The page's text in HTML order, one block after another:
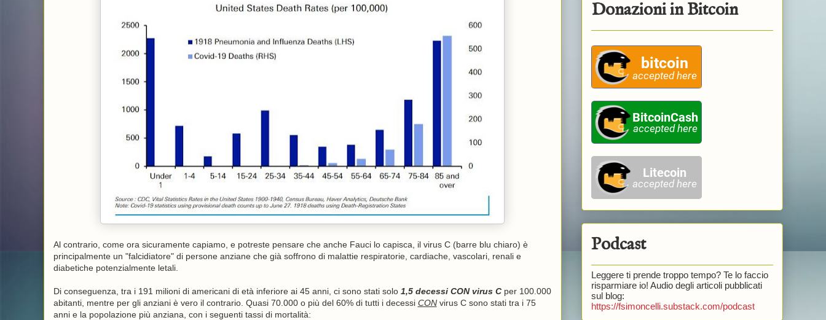
Al contrario, come ora sicuramente capiamo, e potreste pensare che anche Fauci lo capisca, il virus C (barre blu chiaro) è
principalmente un "falcidiatore" di persone anziane che già soffrono di malattie respiratorie, cardiache, vascolari, renali e
diabetiche potenzialmente letali.
Di conseguenza, tra i 191 milioni di americani di età inferiore ai 45 anni, ci sono stati solo 1,5 decessi CON virus Cper 100.000
abitanti, mentre per gli anziani è vero il contrario. Quasi 70.000 o più del 60% di tutti i decessi CONvirus C sono stati tra i 75
anni e la popolazione più anziana, con i seguenti tassi di mortalità:
Donazioni in Bitcoin
Podcast
Leggere ti prende troppo tempo? Te lo faccio
risparmiare io! Audio degli articoli pubblicati
sul blog:
https://fsimoncelli.substack.com/podcast